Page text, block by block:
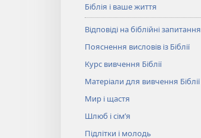
Біблія і ваше життя
Відповіді на біблійні запитання
Пояснення висловів із Біблії
Курс вивчення Біблії
Матеріали для вивчення Біблії
Мир і щастя
Шлюб і сім’я
Підлітки і молодь